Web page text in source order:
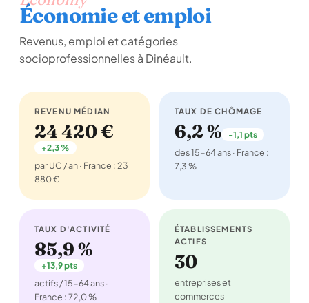
Économie et emploi
Revenus, emploi et catégories
socioprofessionnelles à Dinéault.
REVENU MÉDIAN
24 420 €
+2,3 %
par UC / an · France : 23
880 €
TAUX DE CHÔMAGE
6,2 % -1,1 pts
des 15-64 ans · France :
7,3 %
TAUX D'ACTIVITÉ
85,9 %
+13,9 pts
actifs / 15-64 ans ·
France : 72,0 %
ÉTABLISSEMENTS
ACTIFS
30
entreprises et
commerces